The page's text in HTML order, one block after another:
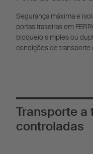
Segurança máxima e
portas traseiras em
bloqueio simples ou
condições de transporte
Transporte a
controladas